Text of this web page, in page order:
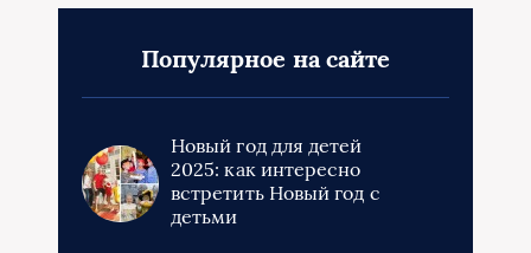
Популярное на сайте
Новый год для детей
2025: как интересно
встретить Новый год с
детьми